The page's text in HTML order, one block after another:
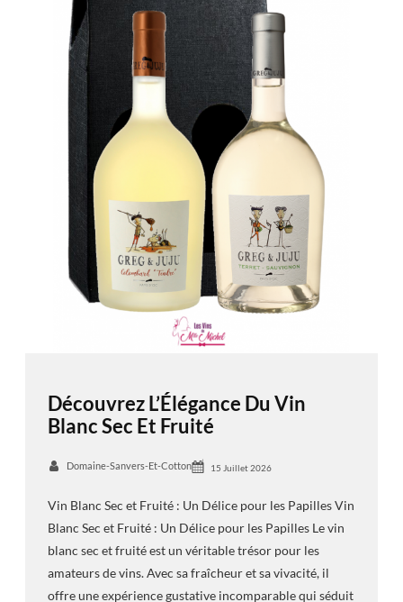
Découvrez L’Élégance Du Vin
Blanc Sec Et Fruité
Domaine-Sanvers-Et-Cotton 15 Juillet 2026
Vin Blanc Sec et Fruité : Un Délice pour les Papilles Vin
Blanc Sec et Fruité : Un Délice pour les Papilles Le vin
blanc sec et fruité est un véritable trésor pour les
amateurs de vins. Avec sa fraîcheur et sa vivacité, il
offre une expérience gustative incomparable qui séduit